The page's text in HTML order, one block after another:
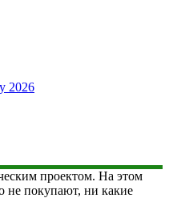
2026
проектом. На этом
не покупают, ни какие